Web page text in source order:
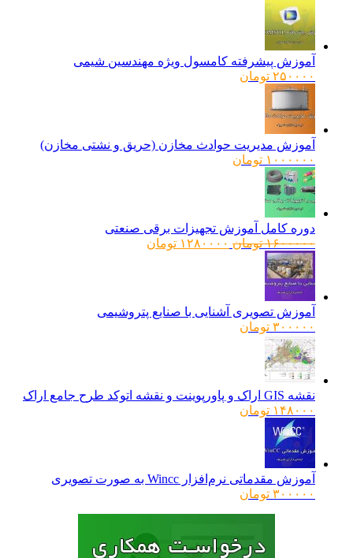
آموزش پیشرفته کامسول ویژه مهندسین شیمی
۲۵۰۰۰۰ تومان
آموزش مدیریت حوادث مخازن (حریق و نشتی مخازن)
۱۰۰۰۰۰۰ تومان
دوره کامل آموزش تجهیزات برقی صنعتی
۱۶۰۰۰۰۰ تومانقیمت
۱۲۸۰۰۰۰ تومانقیمت
آموزش تصویری آشنایی با صنایع پتروشیمی
۳۰۰۰۰۰ تومان
نقشه GIS اراک و پاورپوینت و نقشه اتوکد طرح جامع اراک
۱۴۸۰۰۰ تومان
آموزش مقدماتی نرم‌افزار Wincc به صورت تصویری
۳۰۰۰۰۰ تومان